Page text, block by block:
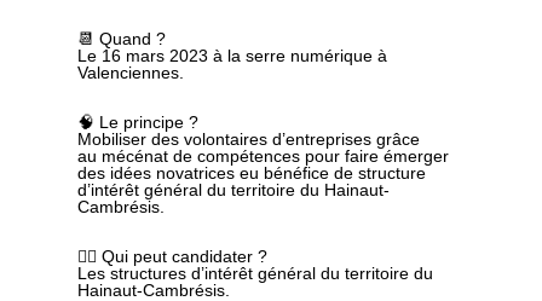
📆 Quand ?
Le 16 mars 2023 à la serre numérique à
Valenciennes.
🧠 Le principe ?
Mobiliser des volontaires d’entreprises grâce
au mécénat de compétences pour faire émerger
des idées novatrices eu bénéfice de structure
d’intérêt général du territoire du Hainaut-
Cambrésis.
🙋‍♂️ Qui peut candidater ?
Les structures d’intérêt général du territoire du
Hainaut-Cambrésis.